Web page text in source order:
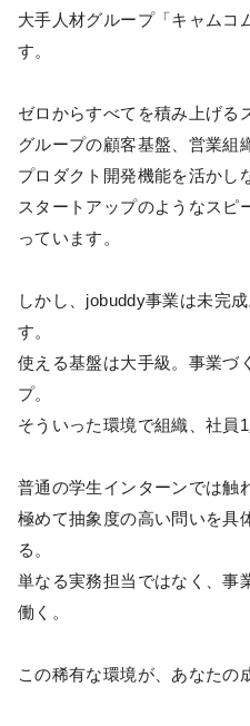
大手人材グループ「キャムコ
す。
ゼロからすべてを積み上げる
グループの顧客基盤、営業組
プロダクト開発機能を活かし
スタートアップのようなスピ
っています。
しかし、jobuddy事業は未完
す。
使える基盤は大手級。事業づ
プ。
そういった環境で組織、社員
普通の学生インターンでは触
極めて抽象度の高い問いを具
る。
単なる実務担当ではなく、事
働く。
この稀有な環境が、あなたの